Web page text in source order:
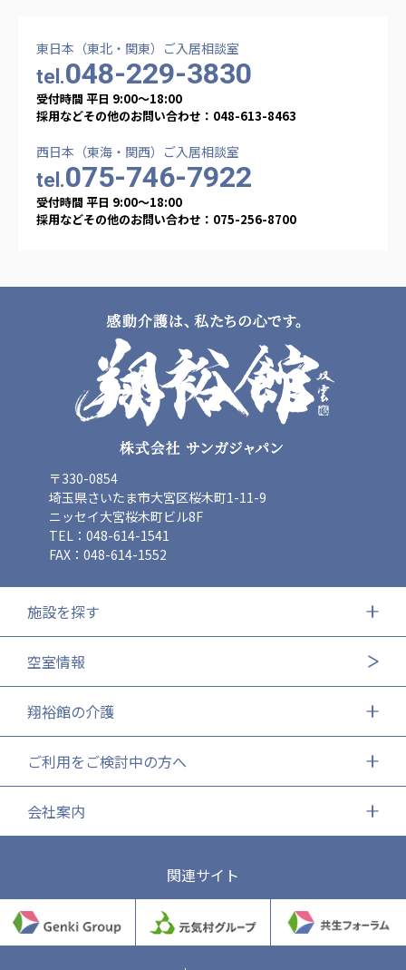
東日本（東北・関東）ご入居相談室
tel.048-229-3830
受付時間 平日 9:00〜18:00
採用などその他のお問い合わせ：048-613-8463
西日本（東海・関西）ご入居相談室
tel.075-746-7922
受付時間 平日 9:00〜18:00
採用などその他のお問い合わせ：075-256-8700
〒330-0854
埼玉県さいたま市大宮区桜木町1-11-9
ニッセイ大宮桜木町ビル8F
TEL：048-614-1541
FAX：048-614-1552
施設を探す
空室情報
翔裕館の介護
ご利用をご検討中の方へ
会社案内
関連サイト